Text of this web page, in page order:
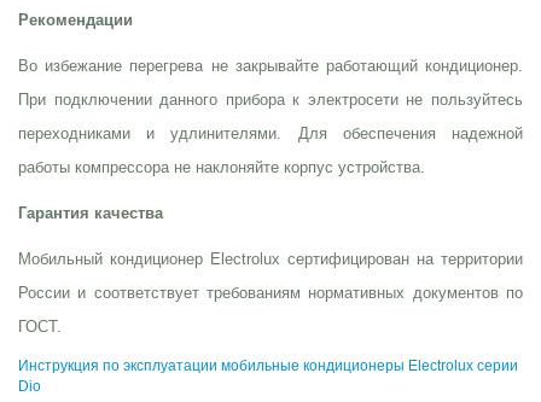
Рекомендации
Во избежание перегрева не закрывайте работающий кондиционер.
При подключении данного прибора к электросети не пользуйтесь
переходниками и удлинителями. Для обеспечения надежной
работы компрессора не наклоняйте корпус устройства.
Гарантия качества
Мобильный кондиционер Electrolux сертифицирован на территории
России и соответствует требованиям нормативных документов по
ГОСТ.
Инструкция по эксплуатации мобильные кондиционеры Electrolux серии
Dio